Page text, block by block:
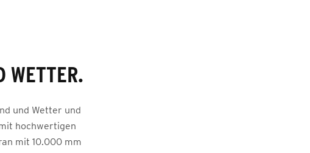
WETTER.
und Wetter und
hochwertigen
mit 10.000 mm